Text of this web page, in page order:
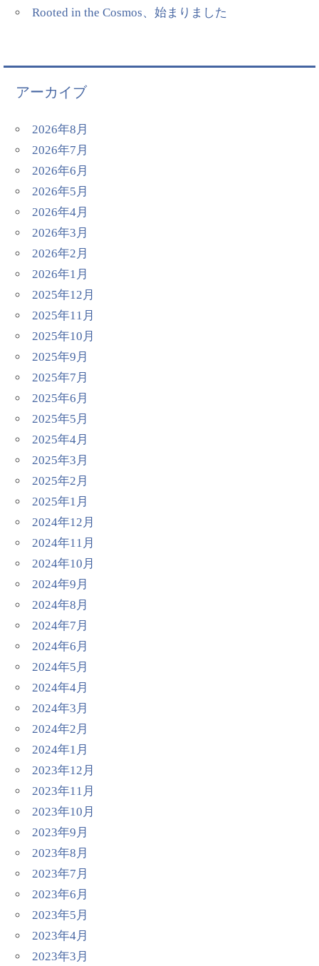
Rooted in the Cosmos、始まりました
アーカイブ
2026年8月
2026年7月
2026年6月
2026年5月
2026年4月
2026年3月
2026年2月
2026年1月
2025年12月
2025年11月
2025年10月
2025年9月
2025年7月
2025年6月
2025年5月
2025年4月
2025年3月
2025年2月
2025年1月
2024年12月
2024年11月
2024年10月
2024年9月
2024年8月
2024年7月
2024年6月
2024年5月
2024年4月
2024年3月
2024年2月
2024年1月
2023年12月
2023年11月
2023年10月
2023年9月
2023年8月
2023年7月
2023年6月
2023年5月
2023年4月
2023年3月